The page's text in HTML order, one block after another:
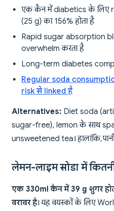
एक कैन में diabetics के लिए
(25 g) का 156% होता है
Rapid sugar absorption
overwhelm करता है
Long-term diabetes
Regular soda
risk से linked है
Alternatives: Diet soda
sugar-free), lemon के साथ
unsweetened tea। हालांकि,
लेमन-लाइम सोडा में
एक 330ml कैन में 39 g शुगर
बराबर है। यह वयस्कों के लिए